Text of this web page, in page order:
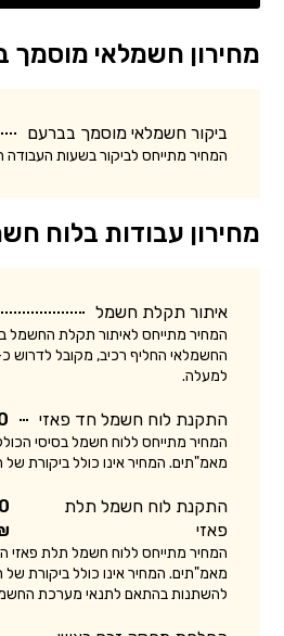
מחירון חשמלאי מוסמך
ביקור חשמלאי מוסמך בברעם
המחיר מתייחס לביקור בשעות העבודה
מחירון עבודות בלוח
איתור תקלת חשמל
המחיר מתייחס לאיתור תקלת החשמל
למעלה.
התקנת לוח חשמל חד פאזי ₪
מאמ"תים. המחיר אינו כולל ביקורת
התקנת לוח חשמל תלת
פאזי
מאמ"תים. המחיר אינו כולל ביקורת
להשתנות בהתאם לתנאי מערכת